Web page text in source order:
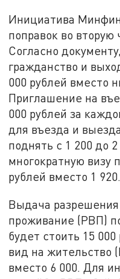
Инициатива
поправок во вторую
Согласно
гражданство и
000 рублей вместо
Приглашение на
000 рублей за
для въезда и
поднять с 1 200 до
многократную визу
рублей вместо 1 920.
Выдача
проживание (РВП)
будет стоить 15
вид на жительство
вместо 6 000. Для